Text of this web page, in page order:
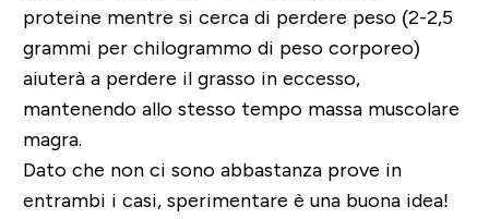
proteine mentre si cerca di perdere peso(2-2,5
grammi per chilogrammo di peso corporeo)
aiuterà a perdere il grasso in eccesso,
mantenendo allo stesso tempo massa muscolare
magra.
Dato che non ci sono abbastanza prove in
entrambi i casi, sperimentare è una buona idea!